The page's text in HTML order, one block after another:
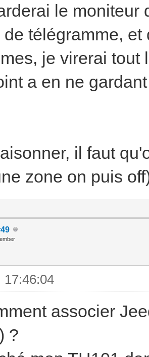
le moniteur
de télégramme,
je virerai tout
a en ne
il faut
zone on puis
17:46:04
associer
?